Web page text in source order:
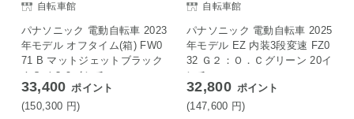
自転車館
パナソニック 電動自転車 2023
年モデル オフタイム(箱) FW0
71 B マットジェットブラック
１８／２０インチ
33,400 ポイント
(150,300 円)
自転車館
パナソニック 電動自転車 2025
年モデル EZ 内装3段変速 FZ0
32 Ｇ２：Ｏ．Ｃグリーン 20イ
ンチ
32,800 ポイント
(147,600 円)